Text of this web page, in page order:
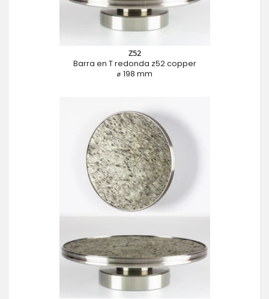
Z52
Barra en T redonda z52 copper
⌀ 198 mm